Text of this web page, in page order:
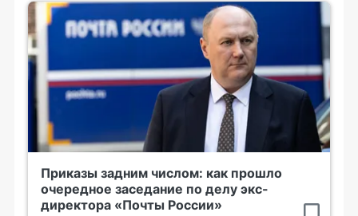
Приказы задним числом: как прошло
очередное заседание по делу экс-
директора «Почты России»